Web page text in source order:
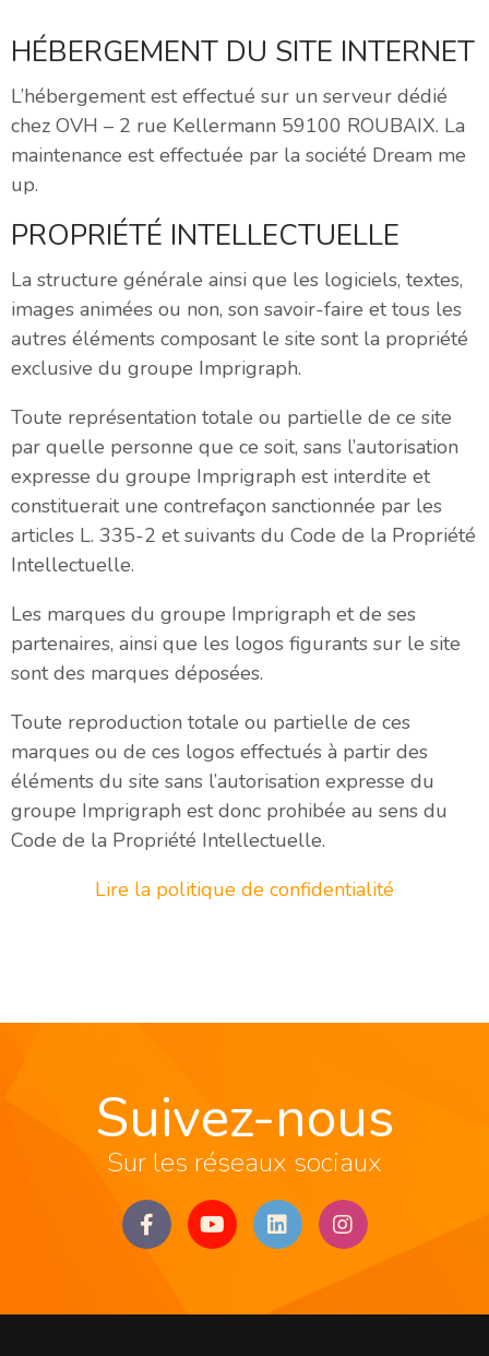
HÉBERGEMENT DU SITE INTERNET
L’hébergement est effectué sur un serveur dédié
chez OVH – 2 rue Kellermann 59100 ROUBAIX. La
maintenance est effectuée par la société Dream me
up.
PROPRIÉTÉ INTELLECTUELLE
La structure générale ainsi que les logiciels, textes,
images animées ou non, son savoir-faire et tous les
autres éléments composant le site sont la propriété
exclusive du groupe Imprigraph.
Toute représentation totale ou partielle de ce site
par quelle personne que ce soit, sans l’autorisation
expresse du groupe Imprigraph est interdite et
constituerait une contrefaçon sanctionnée par les
articles L. 335-2 et suivants du Code de la Propriété
Intellectuelle.
Les marques du groupe Imprigraph et de ses
partenaires, ainsi que les logos figurants sur le site
sont des marques déposées.
Toute reproduction totale ou partielle de ces
marques ou de ces logos effectués à partir des
éléments du site sans l’autorisation expresse du
groupe Imprigraph est donc prohibée au sens du
Code de la Propriété Intellectuelle.
Lire la politique de confidentialité
Suivez-nous
Sur les réseaux sociaux